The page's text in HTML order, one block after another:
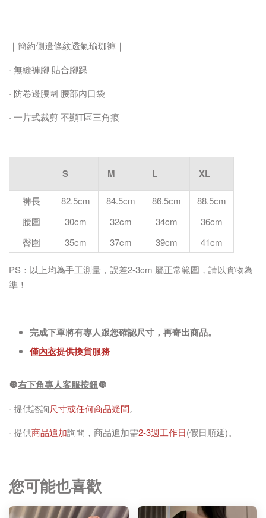
｜簡約側邊條紋透氣瑜珈褲｜
· 無縫褲腳 貼合腳踝
· 防卷邊腰圍 腰部內口袋
· 一片式裁剪 不顯T區三角痕
S M L XL
褲長 82.5cm 84.5cm 86.5cm
88.5cm
腰圍
30cm 32cm 34cm
36cm
臀圍
35cm 37cm 39cm 41cm
PS：以上均為手工測量，誤差2-3cm 屬正常範圍，請以實物為
準！
完成下單將有專人跟您確認尺寸，再寄出商品。
僅內衣提供換貨服務
🔘右下角專人客服按鈕🔘
· 提供諮詢尺寸或任何商品疑問。
· 提供商品追加詢問，商品追加需2-3週工作日(假日順延)。
您可能也喜歡